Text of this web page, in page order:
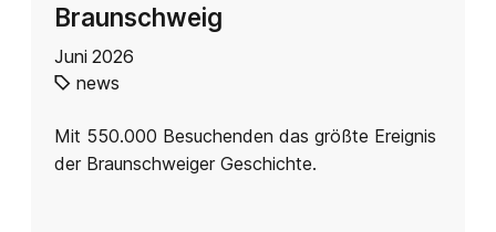
Braunschweig
Juni 2026
news
Mit 550.000 Besuchenden das größte Ereignis
der Braunschweiger Geschichte.